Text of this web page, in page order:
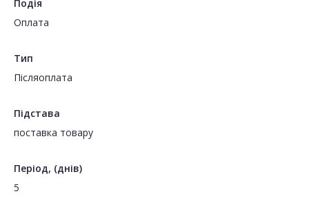
Подія
Оплата
Тип
Пiсляоплата
Підстава
поставка товару
Період, (днів)
5